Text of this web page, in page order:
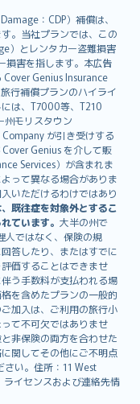
：CDP）補償は、
。当社プランでは、この
）とレンタカー盗難損害
損害を指します。本広告
Genius Insurance
行補償プランのハイライ
は、T7000等、T210
州モリスタウン
が引き受けする
Genius を介して販
Services）が含まれま
って異なる場合がありま
いただけるわけではあり
既往症を対象外とするこ
ています。 大半の州で
人ではなく、保険の規
答したり、またはすでに
価することはできませ
う手数料が支払われる場
を含めたプランの一般的
加入は、ご利用の旅行小
て不可欠ではありませ
非保険の両方を合わせた
関してその他にご不明点
い。住所：11 West
イセンスおよび連絡先情